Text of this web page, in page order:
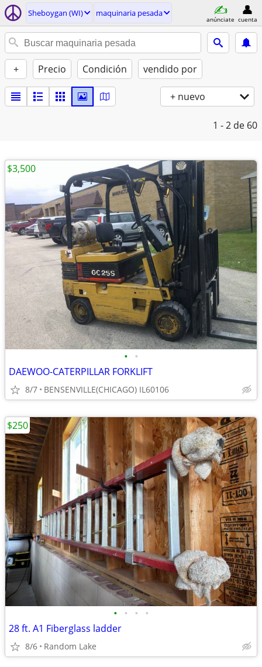
Sheboygan (WI) maquinaria pesada
anúnciate cuenta
+ Precio Condición vendido por
+ nuevo
1 - 2 de 60
• •
DAEWOO-CATERPILLAR FORKLIFT
8/7 BENSENVILLE(CHICAGO) IL60106
$3,500
• • • •
28 ft. A1 Fiberglass ladder
8/6 Random Lake
$250